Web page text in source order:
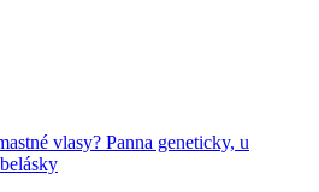
vlasy? Panna geneticky, u